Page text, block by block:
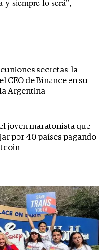
y siempre lo será”,
secretas: la
CEO de Binance en su
Argentina
joven maratonista que
por 40 países pagando